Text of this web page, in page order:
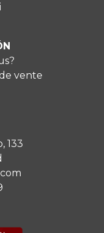
vente
133